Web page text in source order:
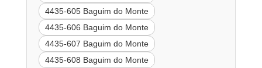
4435-605 Baguim do Monte
4435-606 Baguim do Monte
4435-607 Baguim do Monte
4435-608 Baguim do Monte